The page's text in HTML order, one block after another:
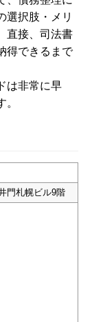
選択肢・メリ
直接、司法書
得できるまで
は非常に早
門札幌ビル9階